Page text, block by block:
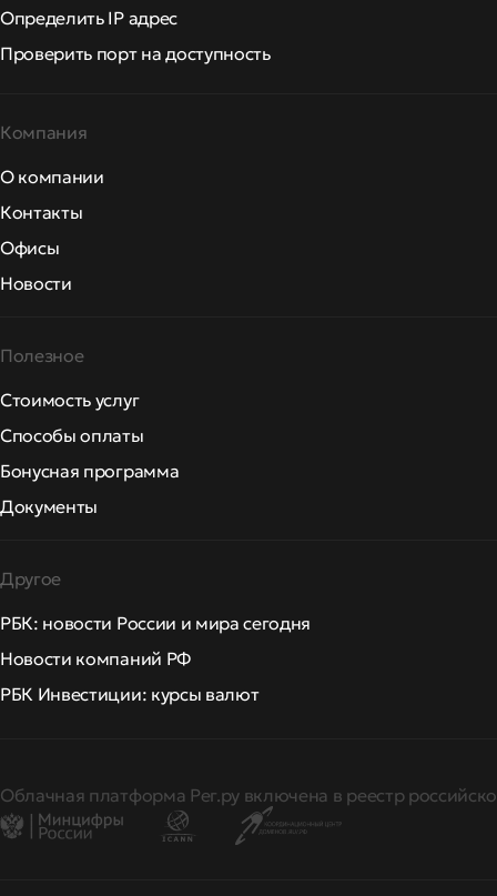
Определить IP адрес
Проверить порт на доступность
Компания
О компании
Контакты
Офисы
Новости
Полезное
Стоимость услуг
Способы оплаты
Бонусная программа
Документы
Другое
РБК: новости России и мира сегодня
Новости компаний РФ
РБК Инвестиции: курсы валют
Облачная платформа Рег.ру включена в реестр